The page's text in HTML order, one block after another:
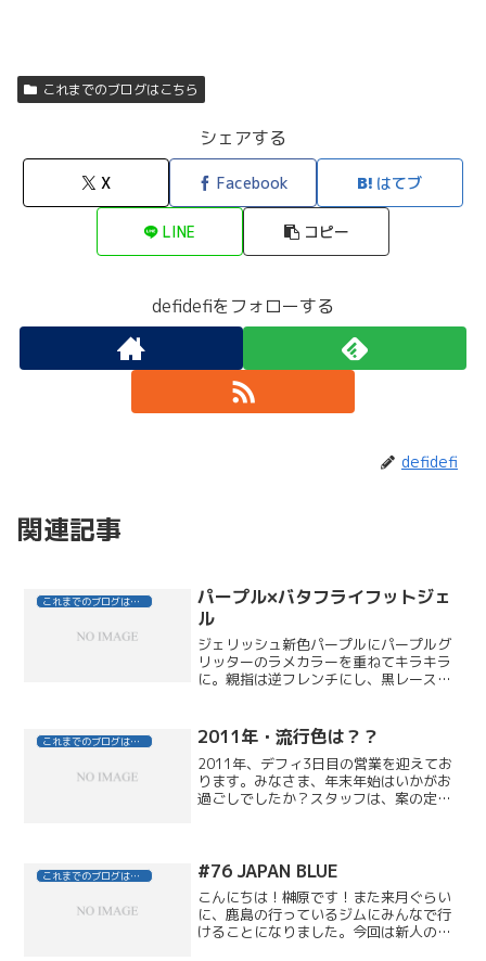
これまでのブログはこちら
シェアする
X Facebook はてブ
LINE コピー
defidefiをフォローする
defidefi
関連記事
これまでのブログはこちら
パープル×バタフライフットジェ
ル
ジェリッシュ新色パープルにパープルグ
リッターのラメカラーを重ねてキラキラ
に。親指は逆フレンチにし、黒レースと
ローズ・ジェットヘマタイト・ブルージ
ルコンのストーンを並べて...
これまでのブログはこちら 2011年・流行色は？？
2011年、デフィ3日目の営業を迎えてお
ります。みなさま、年末年始はいかがお
過ごしでしたか？スタッフは、案の定、
年、流行する色は・...
これまでのブログはこちら #76 JAPAN BLUE
こんにちは！榊原です！また来月ぐらい
に、鹿島の行っているジムにみんなで行
けることになりました。今回は新人の村